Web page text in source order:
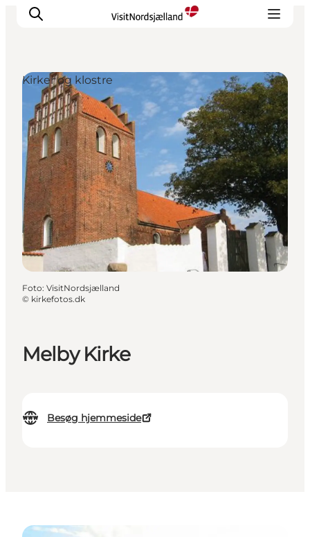
Highlights
Oplev
Det Sker
Overnatning
Byer
Planlæg ferien
Melby Kirke
Besøg hjemmeside
Kirker og klostre
Foto: VisitNordsjælland
© kirkefotos.dk